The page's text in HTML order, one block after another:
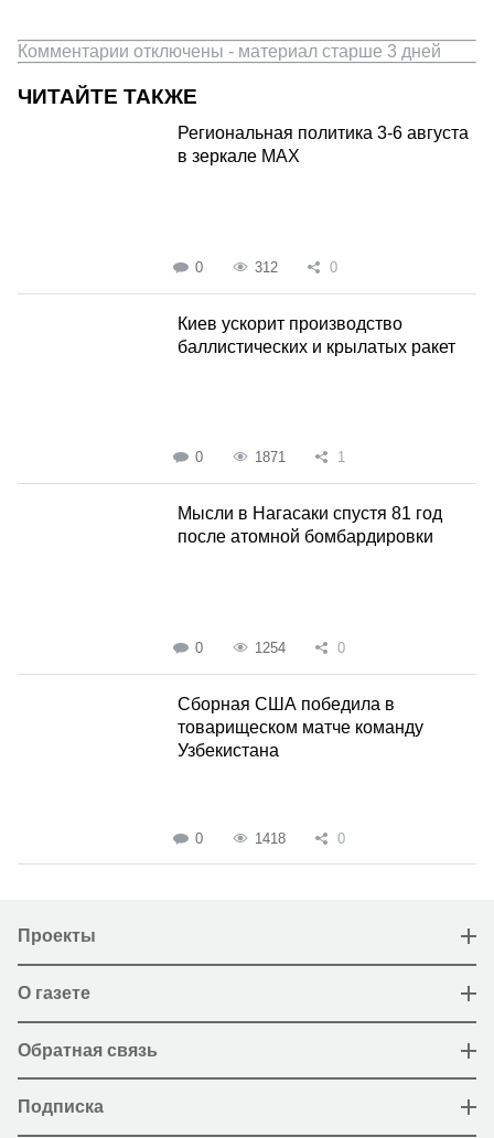
Комментарии отключены - материал старше 3 дней
ЧИТАЙТЕ ТАКЖЕ
Региональная политика 3-6 августа
в зеркале MAX
0 312 0
Киев ускорит производство
баллистических и крылатых ракет
0 1871 1
Мысли в Нагасаки спустя 81 год
после атомной бомбардировки
0 1254 0
Сборная США победила в
товарищеском матче команду
Узбекистана
0 1418 0
Проекты
О газете
Обратная связь
Подписка